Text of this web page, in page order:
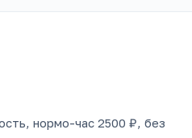
нормо-час 2500 ₽, без